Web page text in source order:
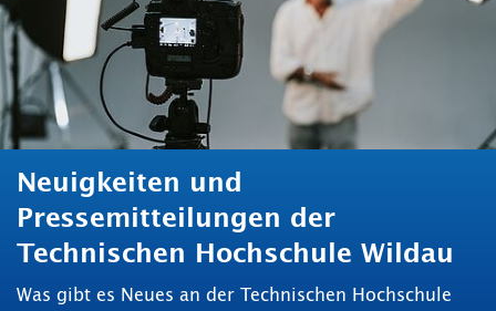
Blogs Kontakt und Anfahrt Moodle
TH Online-Portal Personensuche
Neuigkeiten und
Pressemitteilungen der
Technischen Hochschule Wildau
Was gibt es Neues an der Technischen Hochschule